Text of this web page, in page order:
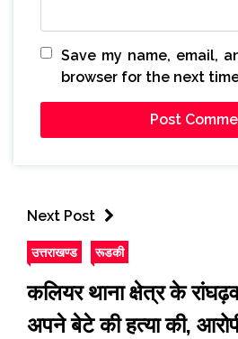
Save my name, email,
browser for the next
Next Post
उत्तराखण्ड रूडकी
कलियर थाना क्षेत्र के
अपने बेटे की हत्या की,